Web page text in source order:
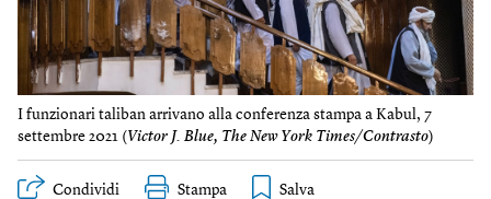
I funzionari taliban arrivano alla conferenza stampa a Kabul, 7
settembre 2021 (Victor​ J. Blue, The New York Times/Contrasto)
Condividi Stampa